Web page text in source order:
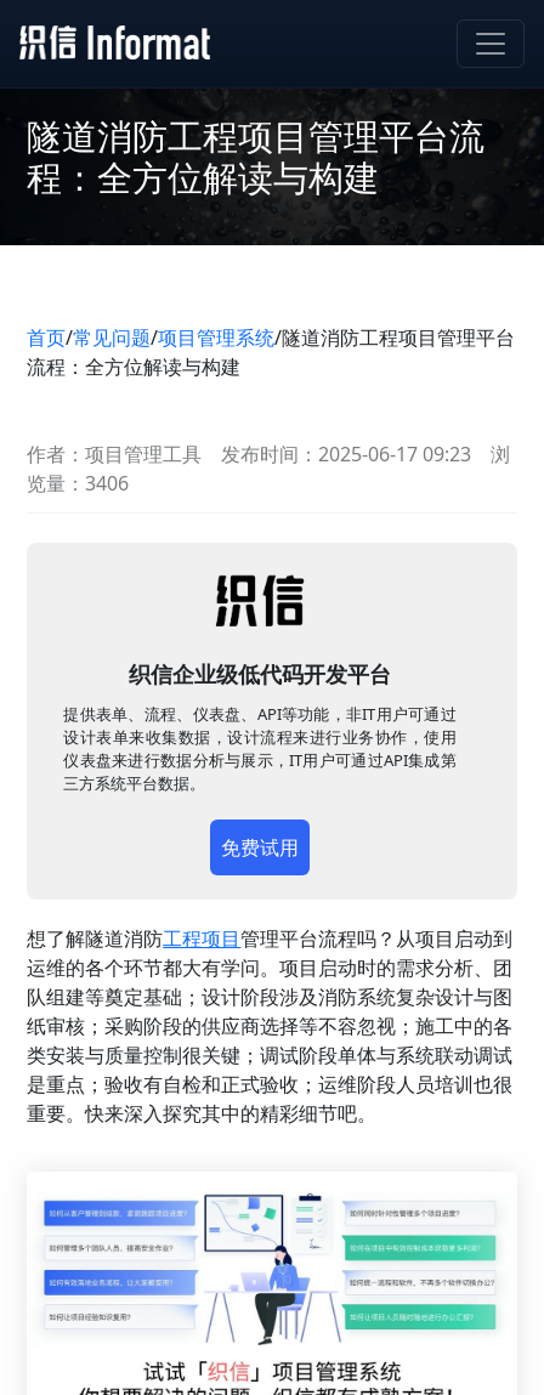
隧道消防工程项目管理平台流
程：全方位解读与构建
首页/常见问题/项目管理系统/隧道消防工程项目管理平台
流程：全方位解读与构建
作者：项目管理工具 发布时间：2025-06-17 09:23
浏
览量：3406
织信企业级低代码开发平台
提供表单、流程、仪表盘、API等功能，非IT用户可通过
设计表单来收集数据，设计流程来进行业务协作，使用
仪表盘来进行数据分析与展示，IT用户可通过API集成第
三方系统平台数据。
免费试用
想了解隧道消防工程项目管理平台流程吗？从项目启动到
运维的各个环节都大有学问。项目启动时的需求分析、团
队组建等奠定基础；设计阶段涉及消防系统复杂设计与图
纸审核；采购阶段的供应商选择等不容忽视；施工中的各
类安装与质量控制很关键；调试阶段单体与系统联动调试
是重点；验收有自检和正式验收；运维阶段人员培训也很
重要。快来深入探究其中的精彩细节吧。